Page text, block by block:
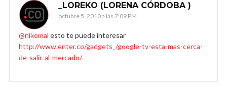
_LOREKO (LORENA CÓRDOBA )
octubre 5, 2010 a las 7:09 PM
@nikomal esto te puede interesar
http://www.enter.co/gadgets_/google-tv-esta-mas-cerca-
de-salir-al-mercado/